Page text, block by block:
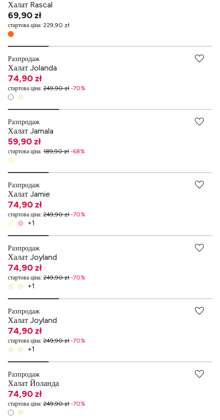
Халат Rascal
69,90 zł
стартова ціна: 229,90 zł
Разпродаж
Халат Jolanda
74,90 zł
стартова ціна: 249,90 zł -70%
Разпродаж
Халат Jamala
59,90 zł
стартова ціна: 189,90 zł -68%
Разпродаж
Халат Jamie
74,90 zł
стартова ціна: 249,90 zł -70%
+1
Разпродаж
Халат Joyland
74,90 zł
стартова ціна: 249,90 zł -70%
+1
Разпродаж
Халат Joyland
74,90 zł
стартова ціна: 249,90 zł -70%
+1
Разпродаж
Халат Йоланда
74,90 zł
стартова ціна: 249,90 zł -70%